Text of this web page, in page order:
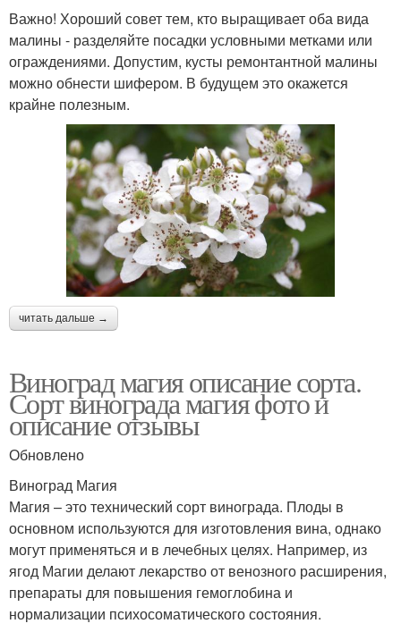
Важно! Хороший совет тем, кто выращивает оба вида
малины - разделяйте посадки условными метками или
ограждениями. Допустим, кусты ремонтантной малины
можно обнести шифером. В будущем это окажется
крайне полезным.
читать дальше →
Виноград магия описание сорта.
Сорт винограда магия фото и
описание отзывы
Обновлено
Виноград Магия
Магия – это технический сорт винограда. Плоды в
основном используются для изготовления вина, однако
могут применяться и в лечебных целях. Например, из
ягод Магии делают лекарство от венозного расширения,
препараты для повышения гемоглобина и
нормализации психосоматического состояния.